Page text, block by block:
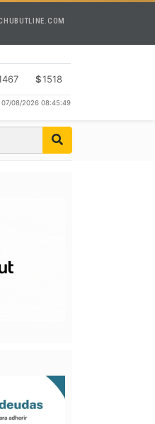
$1518
07/08/2026 08:45:49